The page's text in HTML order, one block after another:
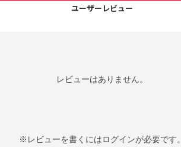
ユーザーレビュー
レビューはありません。
※レビューを書くにはログインが必要です。